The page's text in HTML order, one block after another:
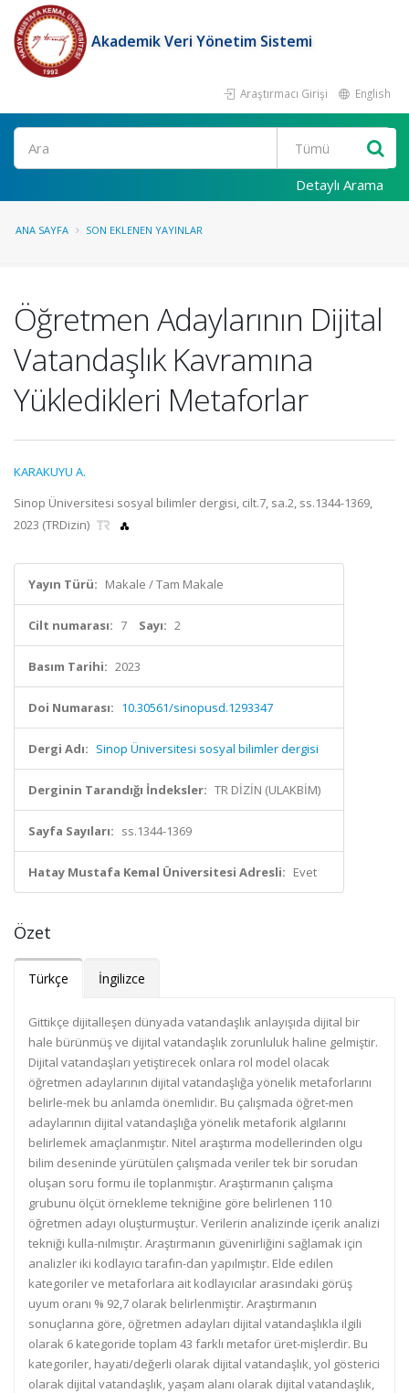
Akademik Veri Yönetim Sistemi
Araştırmacı Girişi English
Ara
Detaylı Arama
ANA SAYFA SON EKLENEN YAYINLAR
Öğretmen Adaylarının Dijital
Vatandaşlık Kavramına
Yükledikleri Metaforlar
KARAKUYU A.
Sinop Üniversitesi sosyal bilimler dergisi, cilt.7, sa.2, ss.1344-1369,
2023 (TRDizin)
Yayın Türü: Makale / Tam Makale
Cilt numarası: 7 Sayı: 2
Basım Tarihi: 2023
Doi Numarası: 10.30561/sinopusd.1293347
Dergi Adı: Sinop Üniversitesi sosyal bilimler dergisi
Derginin Tarandığı İndeksler: TR DİZİN (ULAKBİM)
Sayfa Sayıları: ss.1344-1369
Hatay Mustafa Kemal Üniversitesi Adresli: Evet
Özet
Türkçe İngilizce
Gittikçe dijitalleşen dünyada vatandaşlık anlayışıda dijital bir
hale bürünmüş ve dijital vatandaşlık zorunluluk haline gelmiştir.
Dijital vatandaşları yetiştirecek onlara rol model olacak
öğretmen adaylarının dijital vatandaşlığa yönelik metaforlarını
belirle-mek bu anlamda önemlidir. Bu çalışmada öğret-men
adaylarının dijital vatandaşlığa yönelik metaforik algılarını
belirlemek amaçlanmıştır. Nitel araştırma modellerinden olgu
bilim deseninde yürütülen çalışmada veriler tek bir sorudan
oluşan soru formu ile toplanmıştır. Araştırmanın çalışma
grubunu ölçüt örnekleme tekniğine göre belirlenen 110
öğretmen adayı oluşturmuştur. Verilerin analizinde içerik analizi
tekniği kulla-nılmıştır. Araştırmanın güvenirliğini sağlamak için
analizler iki kodlayıcı tarafın-dan yapılmıştır. Elde edilen
kategoriler ve metaforlara ait kodlayıcılar arasındaki görüş
uyum oranı % 92,7 olarak belirlenmiştir. Araştırmanın
sonuçlarına göre, öğretmen adayları dijital vatandaşlıkla ilgili
olarak 6 kategoride toplam 43 farklı metafor üret-mişlerdir. Bu
kategoriler, hayati/değerli olarak dijital vatandaşlık, yol gösterici
olarak dijital vatandaşlık, yaşam alanı olarak dijital vatandaşlık,